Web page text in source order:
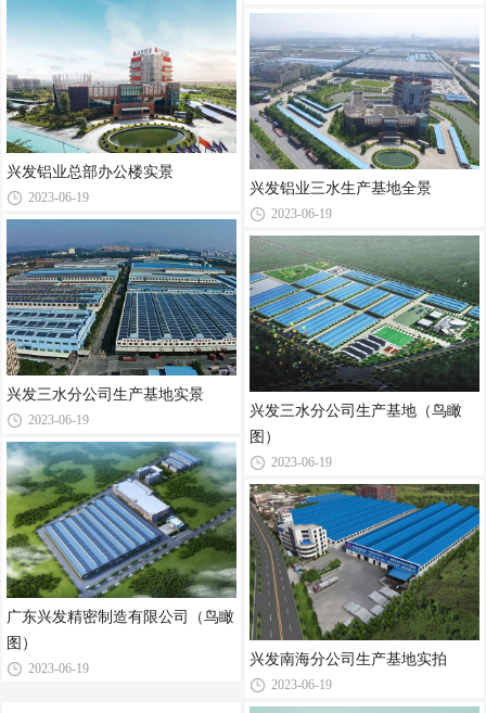
兴发铝业总部办公楼实景
2023-06-19
兴发三水分公司生产基地实景
2023-06-19
广东兴发精密制造有限公司（鸟瞰
图）
2023-06-19
兴发铝业三水生产基地全景
2023-06-19
兴发三水分公司生产基地（鸟瞰
图）
2023-06-19
兴发南海分公司生产基地实拍
2023-06-19